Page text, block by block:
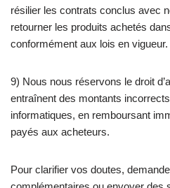
résilier les contrats conclus avec
retourner les produits achetés
conformément aux lois en vigueur.
9) Nous nous réservons le droit
entraînent des montants
informatiques, en remboursant
payés aux acheteurs.
Pour clarifier vos doutes,